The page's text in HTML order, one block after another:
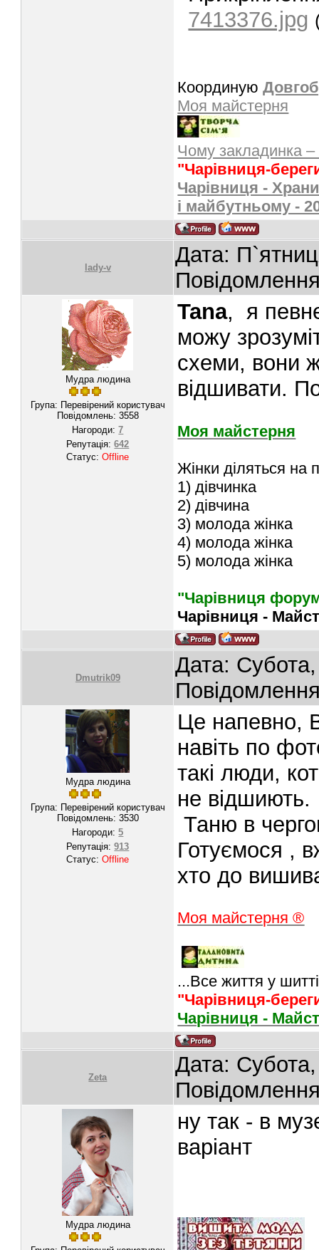
7413376.jpg
Координую
Моя майстерня
Чому закладинка
"Чарівниця-
Чарівниця -
і майбутньому -
lady-v
Дата:
Мудра людина
Група: Перевірений користувач
Повідомлень: 3558
Нагороди:7
Репутація:642
Статус:Offline
Tana, я
можу
схеми, вони ж
відшивати.
Моя майстерня
Жінки діляться на
1) дівчинка
2) дівчина
3) молода жінка
4) молода жінка
5) молода жінка
"Чарівниця
Чарівниця -
Dmutrik09
Дата:
Мудра людина
Група: Перевірений користувач
Повідомлень: 3530
Нагороди:5
Репутація:913
Статус:Offline
Це напевно,
навіть по
такі люди,
не відшиють.
Таню в
Готуємося ,
хто до
Моя майстерня ®
...Все життя у
"Чарівниця-
Чарівниця -
Zeta
Дата:
Мудра людина
ну так - в
варіант